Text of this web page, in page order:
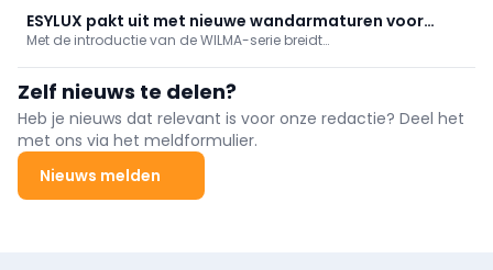
drinkwater/jaar, verbruikt 30% minder verwarmingsenergie via
warmtenet en zonne-energie, met 95% eigenverbruik.
ESYLUX pakt uit met nieuwe wandarmaturen voor
buitengebruik
Met de introductie van de WILMA-serie breidt
WILMA-modellen zijn uitgerust met een optionele
bewegingsmelder en beschikken over ...
Zelf nieuws te delen?
Heb je nieuws dat relevant is voor onze redactie? Deel het
met ons via het meldformulier.
Nieuws melden